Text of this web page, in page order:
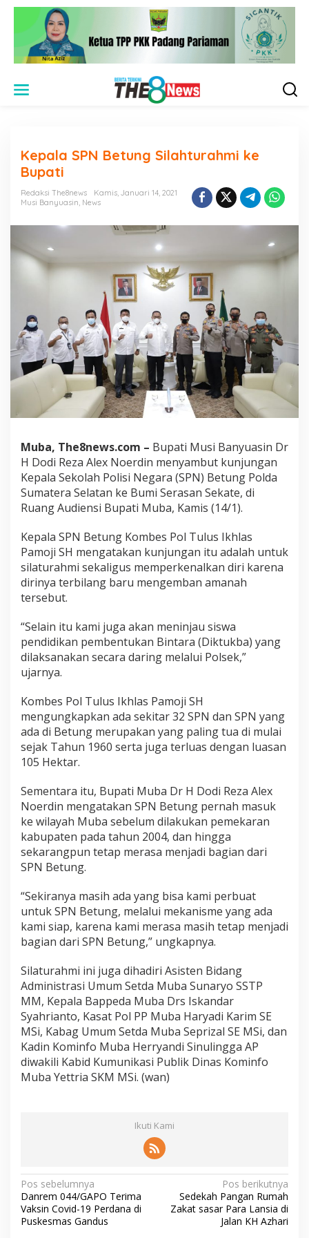
Kepala SPN Betung Silahturahmi ke
Bupati
Redaksi The8news
Kamis, Januari 14, 2021
Musi Banyuasin, News
Muba, The8news.com – Bupati Musi Banyuasin Dr
H Dodi Reza Alex Noerdin menyambut kunjungan
Kepala Sekolah Polisi Negara (SPN) Betung Polda
Sumatera Selatan ke Bumi Serasan Sekate, di
Ruang Audiensi Bupati Muba, Kamis (14/1).
Kepala SPN Betung Kombes Pol Tulus Ikhlas
Pamoji SH mengatakan kunjungan itu adalah untuk
silaturahmi sekaligus memperkenalkan diri karena
dirinya terbilang baru mengemban amanah
tersebut.
“Selain itu kami juga akan meninjau siswa
pendidikan pembentukan Bintara (Diktukba) yang
dilaksanakan secara daring melalui Polsek,”
ujarnya.
Kombes Pol Tulus Ikhlas Pamoji SH
mengungkapkan ada sekitar 32 SPN dan SPN yang
ada di Betung merupakan yang paling tua di mulai
sejak Tahun 1960 serta juga terluas dengan luasan
105 Hektar.
Sementara itu, Bupati Muba Dr H Dodi Reza Alex
Noerdin mengatakan SPN Betung pernah masuk
ke wilayah Muba sebelum dilakukan pemekaran
kabupaten pada tahun 2004, dan hingga
sekarangpun tetap merasa menjadi bagian dari
SPN Betung.
“Sekiranya masih ada yang bisa kami perbuat
untuk SPN Betung, melalui mekanisme yang ada
kami siap, karena kami merasa masih tetap menjadi
bagian dari SPN Betung,” ungkapnya.
Silaturahmi ini juga dihadiri Asisten Bidang
Administrasi Umum Setda Muba Sunaryo SSTP
MM, Kepala Bappeda Muba Drs Iskandar
Syahrianto, Kasat Pol PP Muba Haryadi Karim SE
MSi, Kabag Umum Setda Muba Seprizal SE MSi, dan
Kadin Kominfo Muba Herryandi Sinulingga AP
diwakili Kabid Kumunikasi Publik Dinas Kominfo
Muba Yettria SKM MSi. (wan)
Ikuti Kami
N
a
v
Pos sebelumnya
Danrem 044/GAPO Terima
Vaksin Covid-19 Perdana di
Puskesmas Gandus
Pos berikutnya
Sedekah Pangan Rumah
Zakat sasar Para Lansia di
Jalan KH Azhari